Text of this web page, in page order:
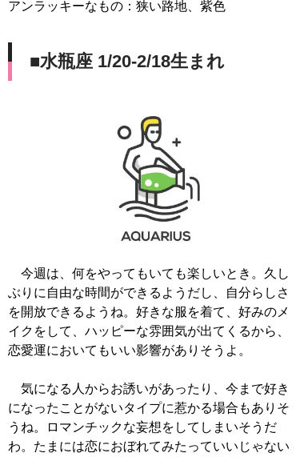
アンラッキーなもの：狭い路地、紫色
■水瓶座 1/20-2/18生まれ
今週は、何をやってもいても楽しいとき。久し
ぶりに自由な時間ができるようだし、自分らしさ
を開放できるようね。好きな服を着て、好みのメ
イクをして、ハッピーな雰囲気が出てくるから、
恋愛運においてもいい影響がありそうよ。
気になる人からお誘いがあったり、今まで好き
になったことがないタイプに惹かる場合もありそ
うね。ロマンチックな妄想をしてしまいそうだ
わ。たまには恋におぼれてみたっていいじゃない